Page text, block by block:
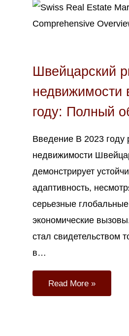
Швейцарский
недвижимости
году: Полный
Введение В 2023 году
недвижимости
демонстрирует
адаптивность,
серьезные глобальные
экономические
стал свидетельством
в…
Read More »